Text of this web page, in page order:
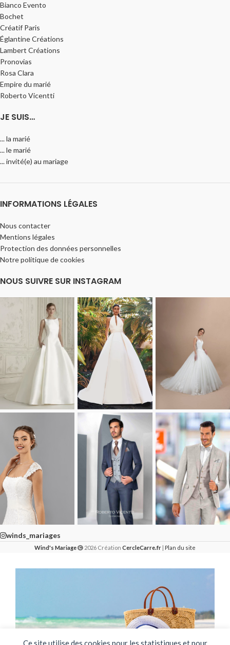
Ce site utilise des cookies pour les statistiques et pour
Bianco Evento
Bochet
Créatif Paris
Églantine Créations
Lambert Créations
Pronovias
Rosa Clara
Empire du marié
Roberto Vicentti
JE SUIS…
... la marié
... le marié
... invité(e) au mariage
INFORMATIONS LÉGALES
Nous contacter
Mentions légales
Protection des données personnelles
Notre politique de cookies
NOUS SUIVRE SUR INSTAGRAM
winds_mariages
Wind's Mariage 2026 Création CercleCarre.fr Plan du site